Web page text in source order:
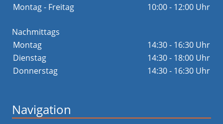
Montag - Freitag
10:00 - 12:00 Uhr
Nachmittags
Montag
14:30 - 16:30 Uhr
Dienstag
14:30 - 18:00 Uhr
Donnerstag
14:30 - 16:30 Uhr
Navigation